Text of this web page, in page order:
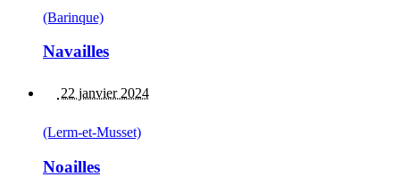
(Barinque)
Navailles
22 janvier 2024
(Lerm-et-Musset)
Noailles